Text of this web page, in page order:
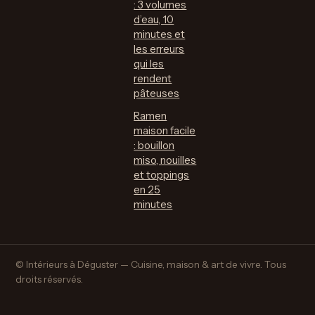
: 3 volumes
d’eau, 10
minutes et
les erreurs
qui les
rendent
pâteuses
Ramen
maison facile
: bouillon
miso, nouilles
et toppings
en 25
minutes
© Intérieurs à Déguster — Cuisine, maison & art de vivre. Tous
droits réservés.